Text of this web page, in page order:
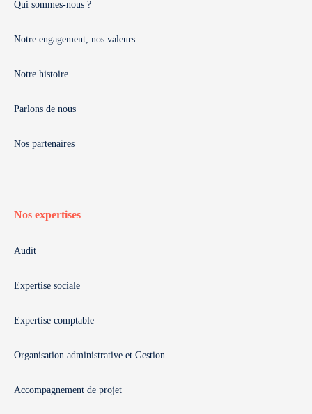
Qui sommes-nous ?
Notre engagement, nos valeurs
Notre histoire
Parlons de nous
Nos partenaires
Nos expertises
Audit
Expertise sociale
Expertise comptable
Organisation administrative et Gestion
Accompagnement de projet